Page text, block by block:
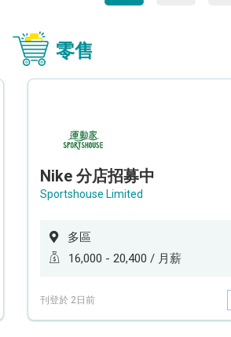
零售
Nike 分店招募中
Sportshouse Limited
多區
16,000 - 20,400 / 月薪
刊登於 2日前